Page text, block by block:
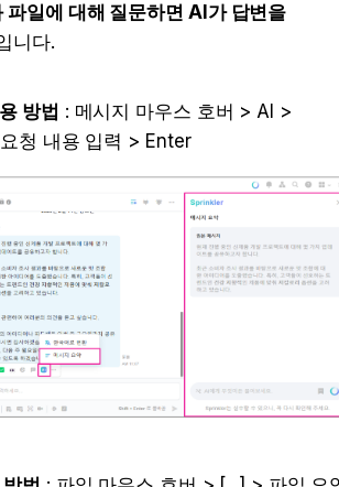
파일에 대해 질문하면 AI가 답변을
니다.
방법 : 메시지 마우스 호버 > AI >
청 내용 입력 > Enter